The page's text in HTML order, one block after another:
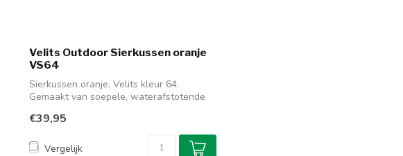
Velits Outdoor Sierkussen oranje
VS64
Sierkussen oranje, Velits kleur 64.
Gemaakt van soepele, waterafstotende
€39,95
Vergelijk